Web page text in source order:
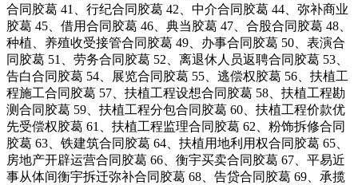
合同胶葛 41、行纪合同胶葛 42、中介合同胶葛 44、弥补商业
胶葛 45、借用合同胶葛 46、典当胶葛 47、合股合同胶葛 48、
种植、养殖收受接管合同胶葛 49、办事合同胶葛 50、表演合
同胶葛 51、劳务合同胶葛 52、离退休人员返聘合同胶葛 53、
告白合同胶葛 54、展览合同胶葛 55、逃偿权胶葛 56、扶植工
程施工合同胶葛 57、扶植工程设想合同胶葛 58、扶植工程勘
测合同胶葛 59、扶植工程分包合同胶葛 60、扶植工程价款优
先受偿权胶葛 61、扶植工程监理合同胶葛 62、粉饰拆修合同
胶葛 63、铁建筑合同胶葛 64、扶植用地利用权合同胶葛 65、
房地产开辟运营合同胶葛 66、衡宇买卖合同胶葛 67、平易近
事从体间衡宇拆迁弥补合同胶葛 68、告贷合同胶葛 69、承揽